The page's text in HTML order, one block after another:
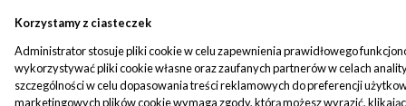
Korzystamy z ciasteczek
Administrator stosuje pliki cookie w celu zapewnienia prawidłowego
wykorzystywać pliki cookie własne oraz zaufanych partnerów w celach
szczególności w celu dopasowania treści reklamowych do preferencji
marketingowych plików cookie wymaga zgody, którą możesz wyrazić,